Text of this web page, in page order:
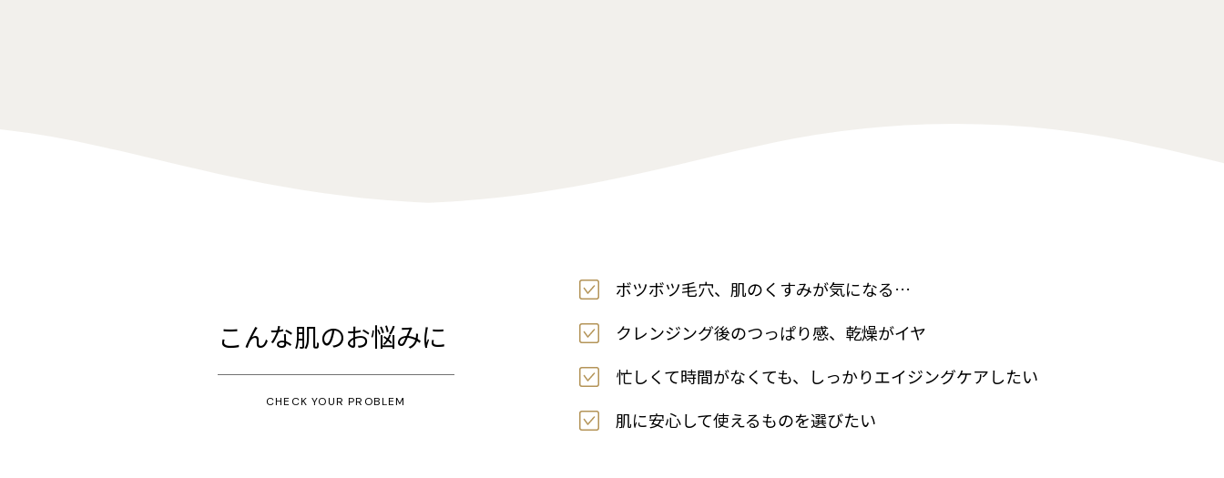
こんな肌のお悩みに
CHECK YOUR PROBLEM
ボツボツ毛穴、肌のくすみが気になる…
クレンジング後のつっぱり感、乾燥がイヤ
忙しくて時間がなくても、しっかりエイジングケアしたい
肌に安心して使えるものを選びたい